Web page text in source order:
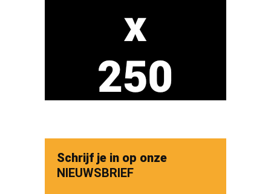
Schrijf je in op onze
NIEUWSBRIEF